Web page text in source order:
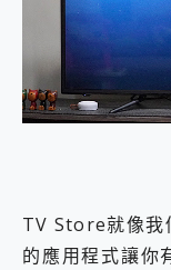
TV Store就像我
的應用程式讓你